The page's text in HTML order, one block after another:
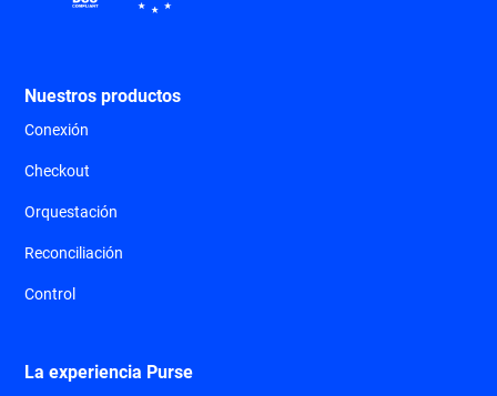
Nuestros productos
Conexión
Checkout
Orquestación
Reconciliación
Control
La experiencia Purse